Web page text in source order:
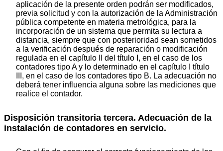
aplicación de la presente orden podrán ser modificados,
previa solicitud y con la autorización de la Administración
pública competente en materia metrológica, para la
incorporación de un sistema que permita su lectura a
distancia, siempre que con posterioridad sean sometidos
a la verificación después de reparación o modificación
regulada en el capítulo II del título I, en el caso de los
contadores tipo A y lo determinado en el capítulo I título
III, en el caso de los contadores tipo B. La adecuación no
deberá tener influencia alguna sobre las mediciones que
realice el contador.
Disposición transitoria tercera. Adecuación de la
instalación de contadores en servicio.